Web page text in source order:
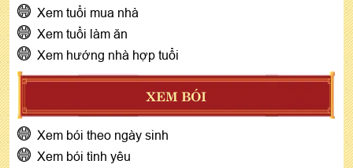
Xem tuổi mua nhà
Xem tuổi làm ăn
Xem hướng nhà hợp tuổi
XEM BÓI
Xem bói theo ngày sinh
Xem bói tình yêu